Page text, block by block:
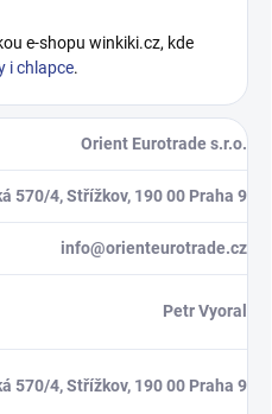
e-shopu winkiki.cz, kde
i chlapce.
Orient Eurotrade s.r.o.
570/4, Střížkov, 190 00 Praha 9
info@orienteurotrade.cz
Petr Vyoral
570/4, Střížkov, 190 00 Praha 9